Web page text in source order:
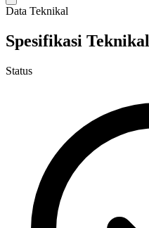
Data Teknikal
Spesifikasi Teknikal
Status